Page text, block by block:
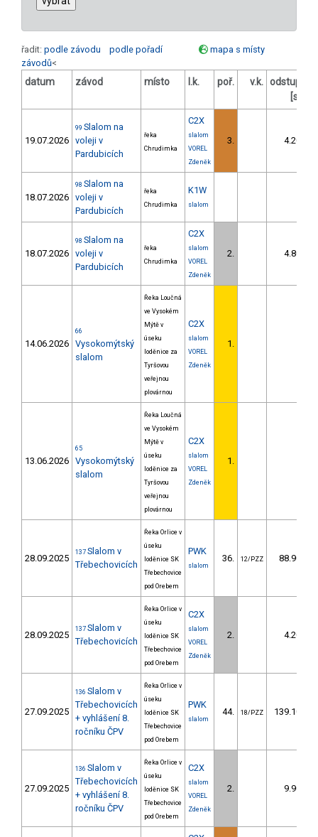
řadit: podle závodu podle pořadí
mapa s místy
závodů<
datum závod místo l.k. poř. v.k. odstup
[s]
19.07.2026
99 Slalom na
voleji v
Pardubicích
řeka
Chrudimka
C2X
slalom
VOREL
Zdeněk
3. 4.20
18.07.2026
98 Slalom na
voleji v
Pardubicích
řeka
Chrudimka
K1W
slalom
18.07.2026
98 Slalom na
voleji v
Pardubicích
řeka
Chrudimka
C2X
slalom
VOREL
Zdeněk
2. 4.80
14.06.2026
66
Vysokomýtský
slalom
Řeka Loučná
ve Vysokém
Mýtě v
úseku
loděnice za
Tyršovou
veřejnou
plovárnou
C2X
slalom
VOREL
Zdeněk
1.
13.06.2026
65
Vysokomýtský
slalom
Řeka Loučná
ve Vysokém
Mýtě v
úseku
loděnice za
Tyršovou
veřejnou
plovárnou
C2X
slalom
VOREL
Zdeněk
1.
28.09.2025
137 Slalom v
Třebechovicích
Řeka Orlice v
úseku
loděnice SK
Třebechovice
pod Orebem
PWK
slalom
36. 12/PZZ 88.90
28.09.2025
137 Slalom v
Třebechovicích
Řeka Orlice v
úseku
loděnice SK
Třebechovice
pod Orebem
C2X
slalom
VOREL
Zdeněk
2. 4.20
27.09.2025
136 Slalom v
Třebechovicích
+ vyhlášení 8.
ročníku ČPV
Řeka Orlice v
úseku
loděnice SK
Třebechovice
pod Orebem
PWK
slalom
44. 18/PZZ 139.10
27.09.2025
136 Slalom v
Třebechovicích
+ vyhlášení 8.
ročníku ČPV
Řeka Orlice v
úseku
loděnice SK
Třebechovice
pod Orebem
C2X
slalom
VOREL
Zdeněk
2. 9.90